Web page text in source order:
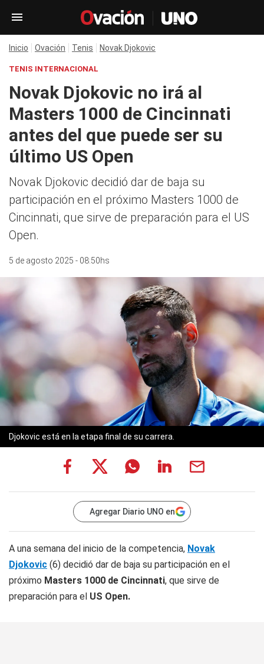
Inicio Ovación Tenis Novak Djokovic
TENIS INTERNACIONAL
Novak Djokovic no irá al
Masters 1000 de Cincinnati
antes del que puede ser su
último US Open
Novak Djokovic decidió dar de baja su
participación en el próximo Masters 1000 de
Cincinnati, que sirve de preparación para el US
Open.
5 de agosto 2025 - 08:50hs
Djokovic está en la etapa final de su carrera.
Agregar Diario UNO en
A una semana del inicio de la competencia, Novak
Djokovic (6) decidió dar de baja su participación en el
próximo Masters 1000 de Cincinnati, que sirve de
preparación para el US Open.